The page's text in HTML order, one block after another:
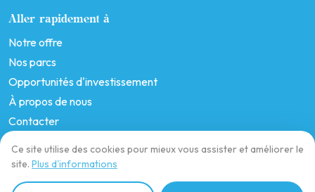
Ce site utilise des cookies pour mieux vous assister et améliorer le
site. Plus d'informations
Aller rapidement à
Notre offre
Nos parcs
Opportunités d'investissement
À propos de nous
Contacter
Copyright © 2026 - Parador Verkoop